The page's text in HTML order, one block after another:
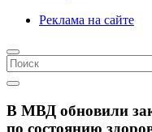
Реклама на сайте
В МВД обновили
по состоянию